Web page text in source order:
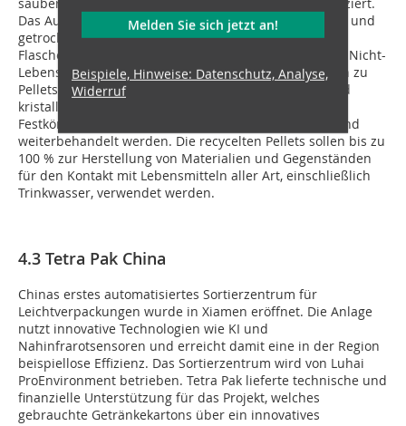
saubere und 20 000 t ultrareine Polyesterchips produziert.
Das Ausgangsmaterial besteht aus heiß gewaschenen und
getrockneten PET-Flocken aus gesammeltem
Flaschenmaterial, welches nicht mehr als 5 % PET aus Nicht-
Lebensmittelanwendungen enthält. Die Flakes werden zu
Pellets extrudiert, die in einem Reaktor getrocknet und
kristallisiert und anschließend in einem
Festkörperpolymerisationsreaktor (SSP) vorgewärmt und
weiterbehandelt werden. Die recycelten Pellets sollen bis zu
100 % zur Herstellung von Materialien und Gegenständen
für den Kontakt mit Lebensmitteln aller Art, einschließlich
Trinkwasser, verwendet werden.
4.3 Tetra Pak China
Chinas erstes automatisiertes Sortierzentrum für
Leichtverpackungen wurde in Xiamen eröffnet. Die Anlage
nutzt innovative Technologien wie KI und
Nahinfrarotsensoren und erreicht damit eine in der Region
beispiellose Effizienz. Das Sortierzentrum wird von Luhai
ProEnvironment betrieben. Tetra Pak lieferte technische und
finanzielle Unterstützung für das Projekt, welches
gebrauchte Getränkekartons über ein innovatives
Melden Sie sich jetzt an!
Beispiele, Hinweise: Datenschutz, Analyse,
Widerruf